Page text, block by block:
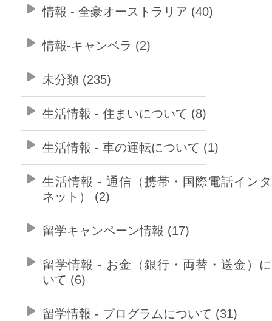
情報 - 全豪オーストラリア (40)
情報-キャンベラ (2)
未分類 (235)
生活情報 - 住まいについて (8)
生活情報 - 車の運転について (1)
生活情報 - 通信（携帯・国際電話イン
ネット） (2)
留学キャンペーン情報 (17)
留学情報 - お金（銀行・両替・送金）
いて (6)
留学情報 - プログラムについて (31)